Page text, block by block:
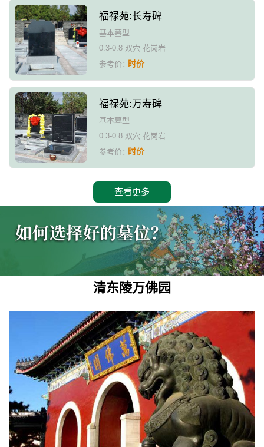
福禄苑:长寿碑
基本墓型
0.3-0.8 双穴 花岗岩
参考价：时价
福禄苑:万寿碑
基本墓型
0.3-0.8 双穴 花岗岩
参考价：时价
查看更多
清东陵万佛园